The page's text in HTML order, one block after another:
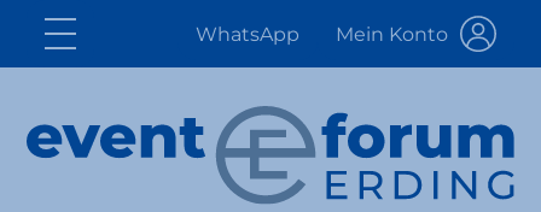
WhatsApp Mein Konto